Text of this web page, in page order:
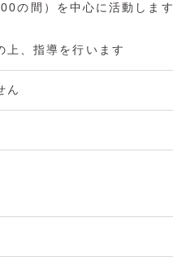
の間）を中心に活動します
上、指導を行います
ん